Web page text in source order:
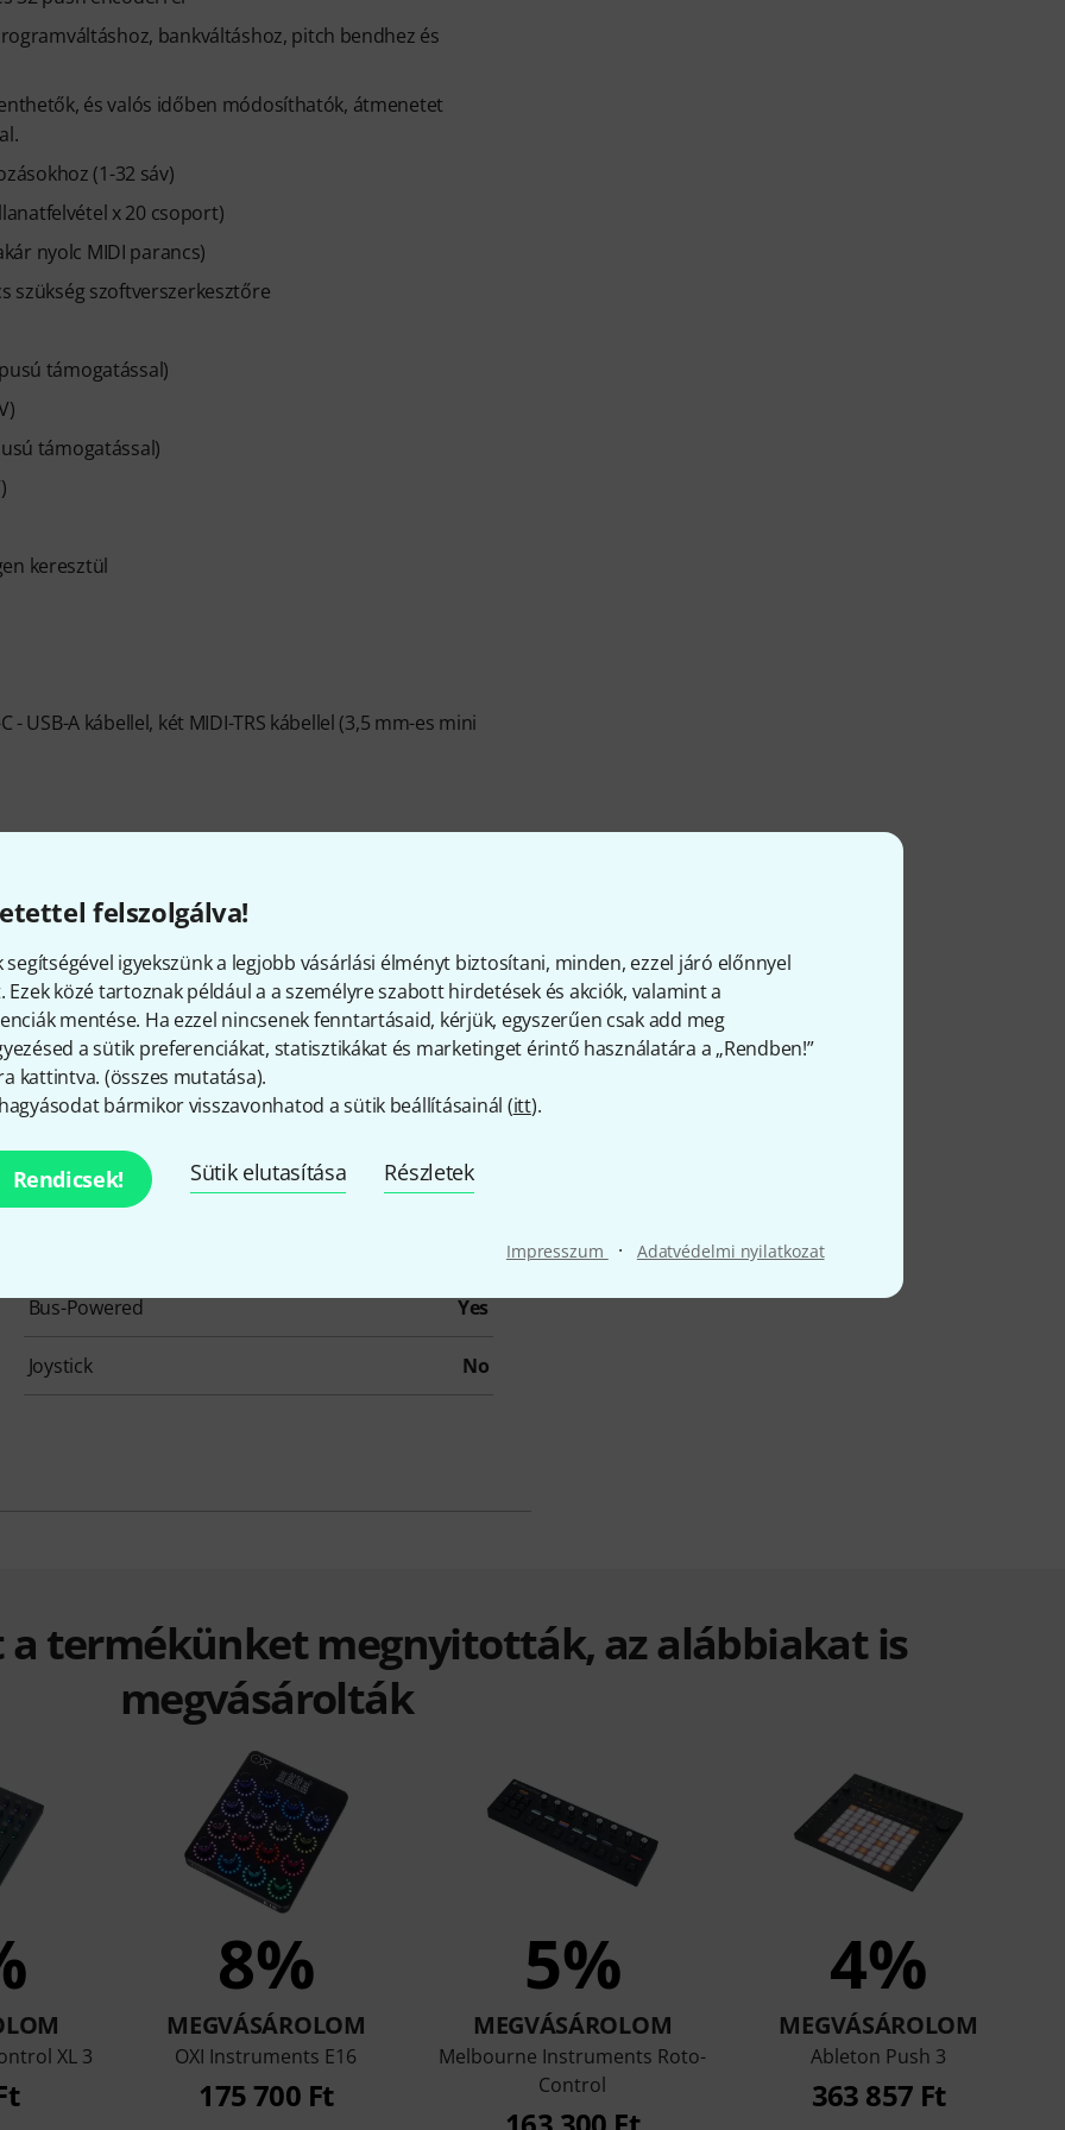
felszolgálva!
segítségével igyekszünk a legjobb vásárlási élményt biztosítani, minden, ezzel járó előnnyel
Ezek közé tartoznak például a a személyre szabott hirdetések és akciók, valamint a
mentése. Ha ezzel nincsenek fenntartásaid, kérjük, egyszerűen csak add meg
a sütik preferenciákat, statisztikákat és marketinget érintő használatára a „Rendben!”
kattintva. (összes mutatása).
bármikor visszavonhatod a sütik beállításainál (itt).
Rendicsek! Sütik elutasítása Részletek
Impresszum · Adatvédelmi nyilatkozat
bankváltáshoz, pitch bendhez és
és valós időben módosíthatók, átmenetet
(1-32 sáv)
x 20 csoport)
nyolc MIDI parancs)
szükség szoftverszerkesztőre
támogatással)
támogatással)
keresztül
- USB-A kábellel, két MIDI-TRS kábellel (3,5 mm-es mini
Termékszám 621443
USB Yes
5-pole DIN MIDI
Audio I/O No
Bus-Powered Yes
Joystick No
a termékünket megnyitották, az alábbiakat is
megvásárolták
XL 3
8%
MEGVÁSÁROLOM
OXI Instruments E16
175 700 Ft
5%
MEGVÁSÁROLOM
Melbourne Instruments Roto-
Control
4%
MEGVÁSÁROLOM
Ableton Push 3
363 857 Ft